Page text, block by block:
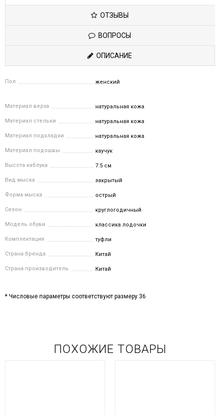
ОТЗЫВЫ
ВОПРОСЫ
ОПИСАНИЕ
Пол женский
Материал верха натуральная кожа
Материал стельки натуральная кожа
Материал подкладки натуральная кожа
Материал подошвы каучук
Высота каблука 7.5 см
Вид мыска закрытый
Форма мыска острый
Сезон круглогодичный
Модель обуви классика лодочки
Комплектация туфли
Страна бренда Китай
Страна производитель Китай
* Числовые параметры соответствуют размеру 36
ПОХОЖИЕ ТОВАРЫ